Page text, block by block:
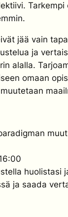
Tarkempi
jää vain
ja
alalla.
omaan
huolistasi
ja saada